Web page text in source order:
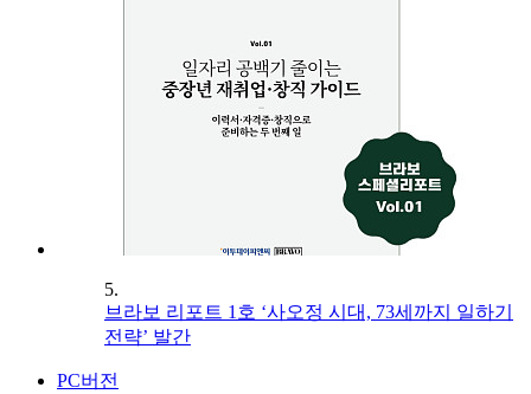
5.
브라보 리포트 1호 ‘사오정 시대, 73세까지 일하기
전략’ 발간
PC버전